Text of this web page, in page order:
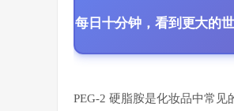
每日十分钟，看到更大的
PEG-2 硬脂胺是化妆品中常